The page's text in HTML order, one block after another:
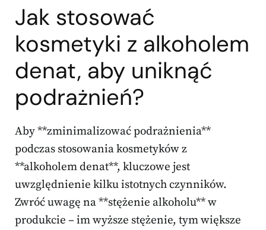
Jak stosować
kosmetyki z alkoholem
denat, aby uniknąć
podrażnień?
Aby **zminimalizować podrażnienia**
podczas stosowania kosmetyków z
**alkoholem denat**, kluczowe jest
uwzględnienie kilku istotnych czynników.
Zwróć uwagę na **stężenie alkoholu** w
produkcie – im wyższe stężenie, tym większe